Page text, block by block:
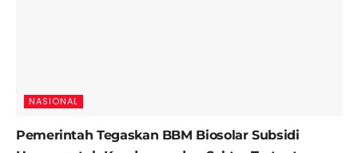
NASIONAL
Pemerintah Tegaskan BBM Biosolar Subsidi